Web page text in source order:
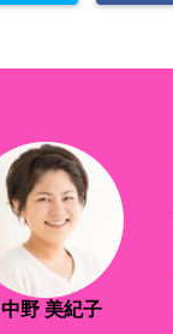
中野 美紀子